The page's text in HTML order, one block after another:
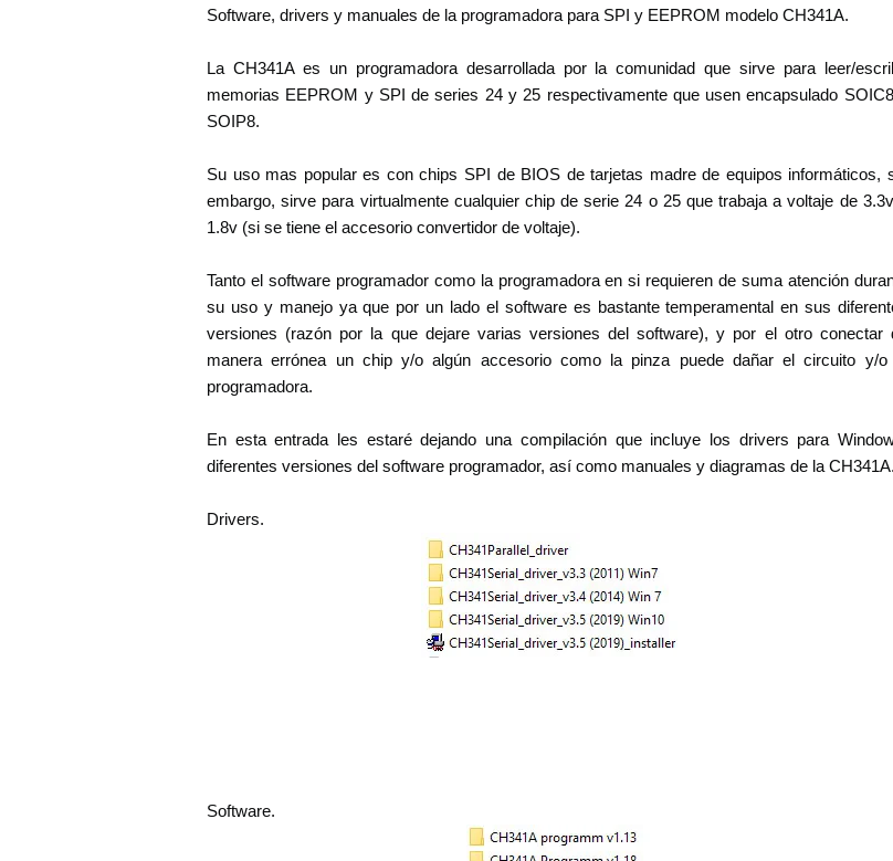
Software, drivers y manuales de la programadora para SPI y EEPROM modelo CH341A.
La CH341A es un programadora desarrollada por la comunidad que sirve para leer/
memorias EEPROM y SPI de series 24 y 25 respectivamente que usen encapsulado
SOIP8.
Su uso mas popular es con chips SPI de BIOS de tarjetas madre de equipos informáticos,
embargo, sirve para virtualmente cualquier chip de serie 24 o 25 que trabaja a voltaje de
1.8v (si se tiene el accesorio convertidor de voltaje).
Tanto el software programador como la programadora en si requieren de suma atención
su uso y manejo ya que por un lado el software es bastante temperamental en sus
versiones (razón por la que dejare varias versiones del software), y por el otro conectar
manera errónea un chip y/o algún accesorio como la pinza puede dañar el circuito y/o
programadora.
En esta entrada les estaré dejando una compilación que incluye los drivers para
diferentes versiones del software programador, así como manuales y diagramas de la CH341A.
Drivers.
Software.